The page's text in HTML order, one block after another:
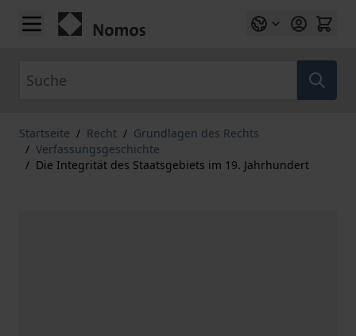
Zum Inhalt springen
Startseite / Recht / Grundlagen des Rechts
/ Verfassungsgeschichte
/ Die Integrität des Staatsgebiets im 19. Jahrhundert